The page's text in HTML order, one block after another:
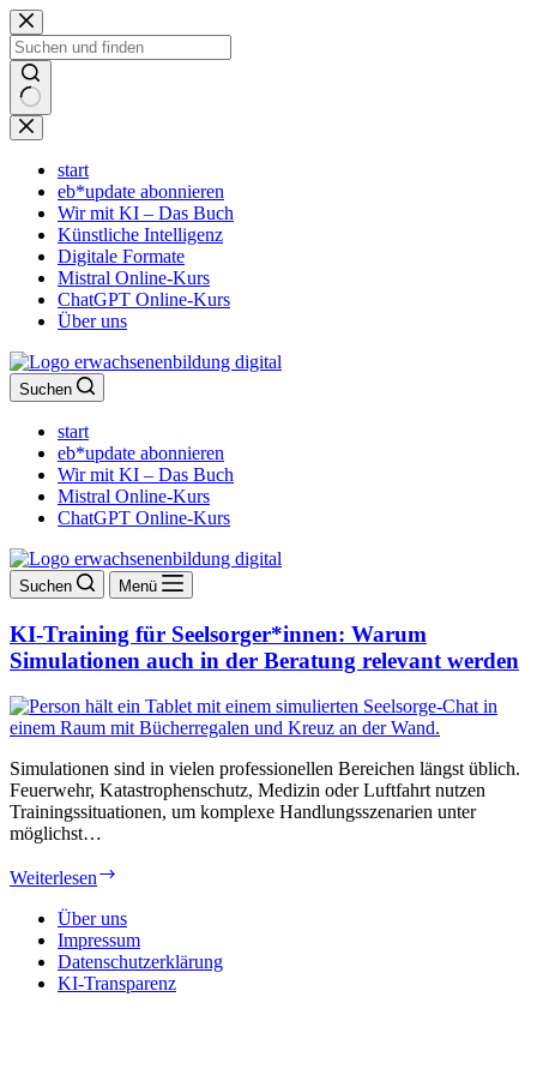
Zum
Inhalt
springen
Keine
Ergebnisse
start
eb*update abonnieren
Wir mit KI – Das Buch
Künstliche Intelligenz
Digitale Formate
Mistral Online-Kurs
ChatGPT Online-Kurs
Über uns
Suchen
start
eb*update abonnieren
Wir mit KI – Das Buch
Mistral Online-Kurs
ChatGPT Online-Kurs
Suchen Menü
KI-Training für Seelsorger*innen: Warum
Simulationen auch in der Beratung relevant werden
Simulationen sind in vielen professionellen Bereichen längst üblich.
Feuerwehr, Katastrophenschutz, Medizin oder Luftfahrt nutzen
Trainingssituationen, um komplexe Handlungsszenarien unter
möglichst…
Weiterlesen
für
Seelsorger*innen:
Warum
Simulationen
Über uns
Impressum
Datenschutzerklärung
KI-Transparenz